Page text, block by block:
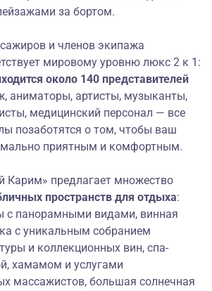
за бортом.
и членов экипажа
мировому уровню люкс 2 к 1:
около 140 представителей
аниматоры, артисты, музыканты,
медицинский персонал — все
позаботятся о том, чтобы ваш
приятным и комфортным.
Карим» предлагает множество
пространств для отдыха:
с панорамными видами, винная
с уникальным собранием
и коллекционных вин, спа-
хамамом и услугами
массажистов, большая солнечная